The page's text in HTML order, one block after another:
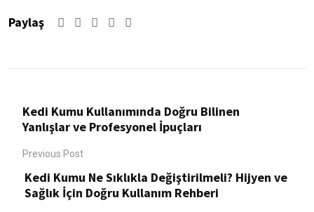
Paylaş Google+LinkedIn
Kedi Kumu Kullanımında Doğru Bilinen
Yanlışlar ve Profesyonel İpuçları
Previous Post
Kedi Kumu Ne Sıklıkla Değiştirilmeli? Hijyen ve
Sağlık İçin Doğru Kullanım Rehberi